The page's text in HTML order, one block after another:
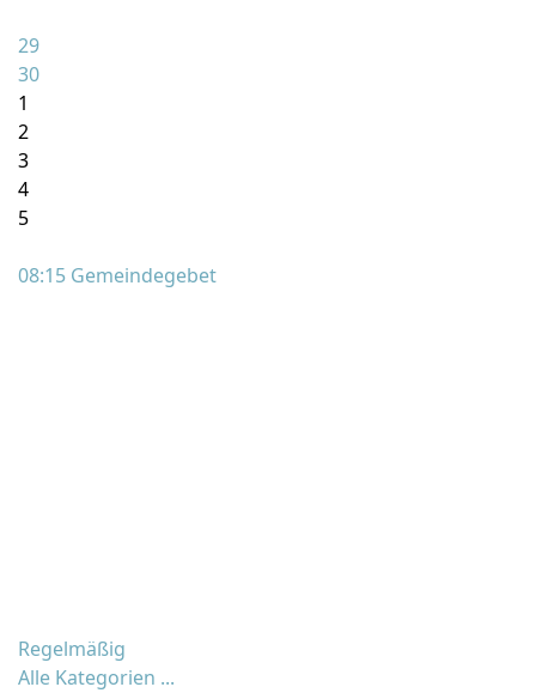
29
30
1
2
3
4
5
08:15 Gemeindegebet
Regelmäßig
Alle Kategorien ...